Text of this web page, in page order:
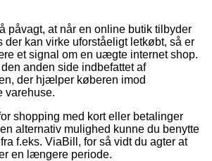
påvagt, at når en online butik tilbyder
der kan virke uforståeligt letkøbt, så er
et signal om en uægte internet shop.
anden side indbefattet af
der hjælper køberen imod
varehuse.
shopping med kort eller betalinger
alternativ mulighed kunne du benytte
f.eks. ViaBill, for så vidt du agter at
en længere periode.